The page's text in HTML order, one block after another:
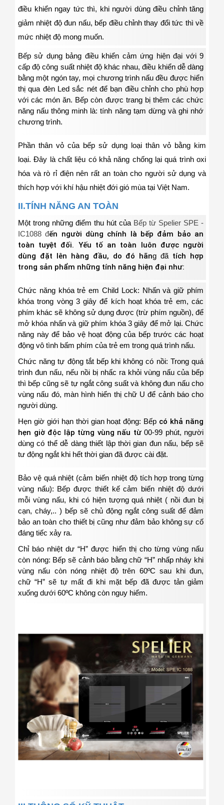
điều khiển ngay tức thì, khi người dùng điều chỉnh tăng
giảm nhiệt độ đun nấu, bếp điều chỉnh thay đổi tức thì về
mức nhiệt độ mong muốn.
Bếp sử dụng bảng điều khiển cảm ứng hiện đại với 9
cấp độ công suất nhiệt độ khác nhau, điều khiển dễ dàng
bằng một ngón tay, mọi chương trình nấu đều được hiển
thị qua đèn Led sắc nét để bạn điều chỉnh cho phù hợp
với các món ăn. Bếp còn được trang bị thêm các chức
năng nấu thông minh là: tính năng tạm dừng và ghi nhớ
chương trình.
Phần thân vỏ của bếp sử dụng loại thân vỏ bằng kim
loại. Đây là chất liệu có khả năng chống lại quá trình oxi
hóa và rò rỉ điện nên rất an toàn cho người sử dụng và
thích hợp với khí hậu nhiệt đới gió mùa tại Việt Nam.
II.TÍNH NĂNG AN TOÀN
Một trong những điểm thu hút của Bếp từ Spelier SPE -
IC1088 đến người dùng chính là bếp đảm bảo an
toàn tuyệt đối. Yếu tố an toàn luôn được người
dùng đặt lên hàng đầu, do đó hãng đãtích hợp
trong sản phẩm những tính năng hiện đại như:
Chức năng khóa trẻ em Child Lock: Nhấn và giữ phím
khóa trong vòng 3 giây để kích hoạt khóa trẻ em, các
phím khác sẽ không sử dụng được (trừ phím nguồn), để
mở khóa nhấn và giữ phím khóa 3 giây để mở lại. Chức
năng này để bảo vệ hoạt động của bếp trước các hoạt
động vô tình bấm phím của trẻ em trong quá trình nấu.
Chức năng tự động tắt bếp khi không có nồi: Trong quá
trình đun nấu, nếu nồi bị nhấc ra khỏi vùng nấu của bếp
thì bếp cũng sẽ tự ngắt công suất và không đun nấu cho
vùng nấu đó, màn hình hiển thị chữ U để cảnh báo cho
người dùng.
Hẹn giờ giới hạn thời gian hoạt động: Bếp có khả năng
hẹn giờ độc lập từng vùng nấu từ 00-99 phút, người
dùng có thể dễ dàng thiết lập thời gian đun nấu, bếp sẽ
tư động ngắt khi hết thời gian đã được cài đặt.
Bảo vệ quá nhiệt (cảm biến nhiệt độ tích hợp trong từng
vùng nấu): Bếp được thiết kế cảm biến nhiệt độ dưới
mỗi vùng nấu, khi có hiện tượng quá nhiệt ( nồi đun bị
cạn, cháy,.. ) bếp sẽ chủ động ngắt công suất để đảm
bảo an toàn cho thiết bị cũng như đảm bảo không sự cố
đáng tiếc xảy ra.
Chỉ báo nhiệt dư “H” được hiển thị cho từng vùng nấu
còn nóng: Bếp sẽ cảnh báo bằng chữ“H” nhấp nháy khi
vùng nấu còn nóng nhiệt độ trên 60ºC sau khi đun,
chữ“H” sẽ tự mất đi khi mặt bếp đã được tản giảm
xuống dưới 60ºC không còn nguy hiểm.